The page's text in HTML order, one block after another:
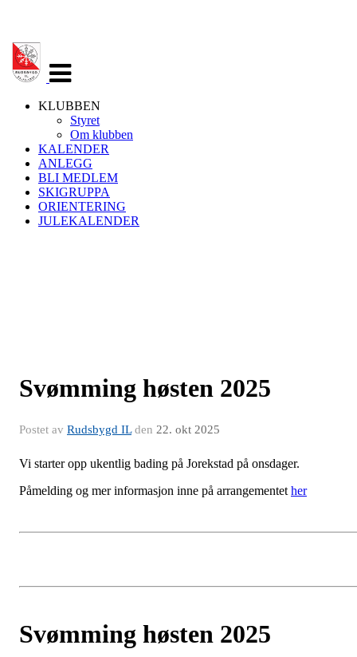
navigasjon
KLUBBEN
Styret
Om klubben
KALENDER
ANLEGG
BLI MEDLEM
SKIGRUPPA
ORIENTERING
JULEKALENDER
Svømming høsten 2025
Postet av Rudsbygd ILden 22. okt 2025
Vi starter opp ukentlig bading på Jorekstad på onsdager.
Påmelding og mer informasjon inne på arrangementet her
Svømming høsten 2025